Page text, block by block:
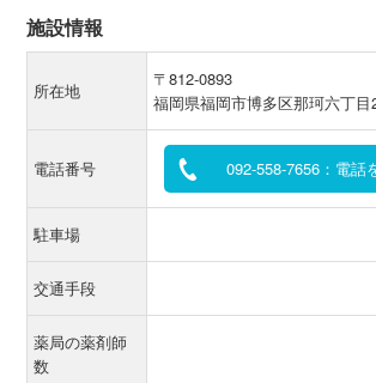
施設情報
所在地
〒812-0893
福岡県福岡市博多区那珂六丁目
電話番号 092-558-7656：電話
駐車場
交通手段
薬局の薬剤師
数